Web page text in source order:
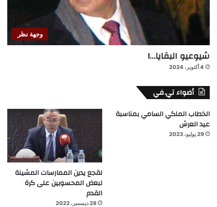
وجهة نظر
شيوعيو البقايا…!
4 أكتوبر، 2024
أضواء تي.في
الخطاب الملكي السامي بمناسبة
عيد العرش
29 يوليو، 2023
لقجع يدين الممارسات المشينة
لبعض المحسوبين على كرة
القدم
28 ديسمبر، 2022